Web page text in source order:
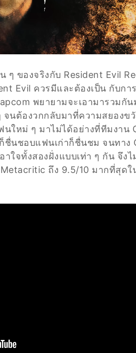
ๆ ของจริงกับ Resident Evil
Evil ควรมีและต้องเป็น กับก
พยายามจะเอามารวมกั
นต้องวกกลับมาที่ความสยองข
ใหม่ ๆ มาไม่ได้อย่างที่ทีมงาน
ชื่นชอบแฟนเก่าก็ชื่นชม จนทาง
ใจทั้งสองฝั่งแบบเท่า ๆ กัน จึง
ถึง 9.5/10 มากที่สุดใ